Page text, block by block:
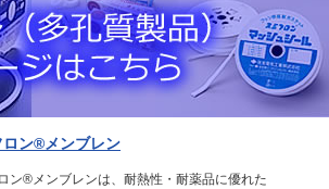
ロン®メンブレン
ン®メンブレンは、耐熱性・耐薬品に優れた